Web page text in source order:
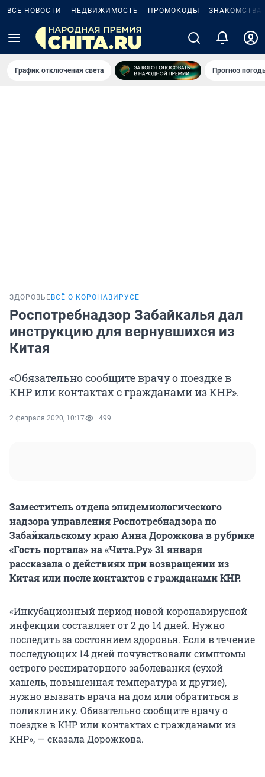
ВСЕ НОВОСТИ НЕДВИЖИМОСТЬ ПРОМОКОДЫ ЗНАКОМСТВА
График отключения света Прогноз
ЗДОРОВЬЕ ВСЁ О КОРОНАВИРУСЕ
Роспотребнадзор Забайкалья дал
инструкцию для вернувшихся из
Китая
«Обязательно сообщите врачу о поездке в
КНР или контактах с гражданами из КНР».
2 февраля 2020, 10:17 499
Заместитель отдела эпидемиологического
надзора управления Роспотребнадзора по
Забайкальскому краю Анна Дорожкова в рубрике
«Гость портала» на «Чита.Ру» 31 января
рассказала о действиях при возвращении из
Китая или после контактов с гражданами КНР.
«Инкубационный период новой коронавирусной
инфекции составляет от 2 до 14 дней. Нужно
последить за состоянием здоровья. Если в течение
последующих 14 дней почувствовали симптомы
острого респираторного заболевания (сухой
кашель, повышенная температура и другие),
нужно вызвать врача на дом или обратиться в
поликлинику. Обязательно сообщите врачу о
поездке в КНР или контактах с гражданами из
КНР», — сказала Дорожкова.